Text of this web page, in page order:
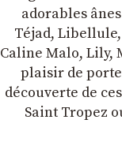
adorables
Téjad, Libellule,
Caline Malo, Lily,
plaisir de
découverte de
Saint Tropez